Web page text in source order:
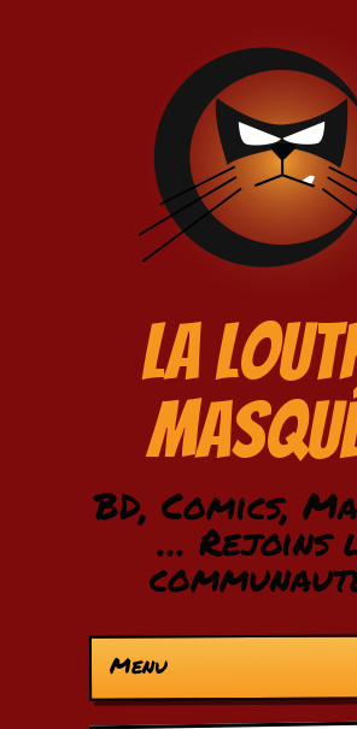
La
BD, Comics,
… Rejoins
Menu